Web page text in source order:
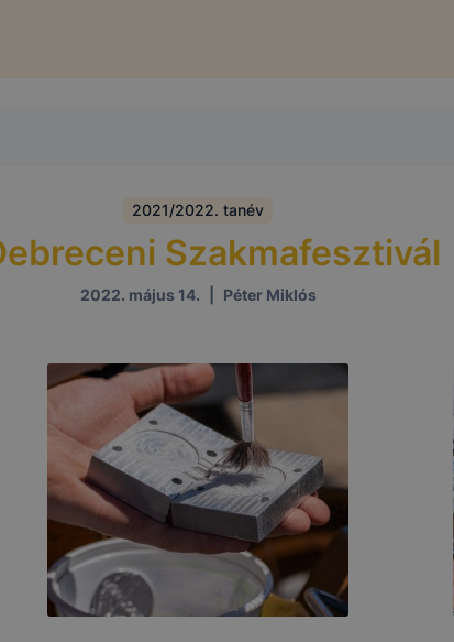
2021/2022. tanév
Szakmafesztivál
2022. május 14. Péter Miklós